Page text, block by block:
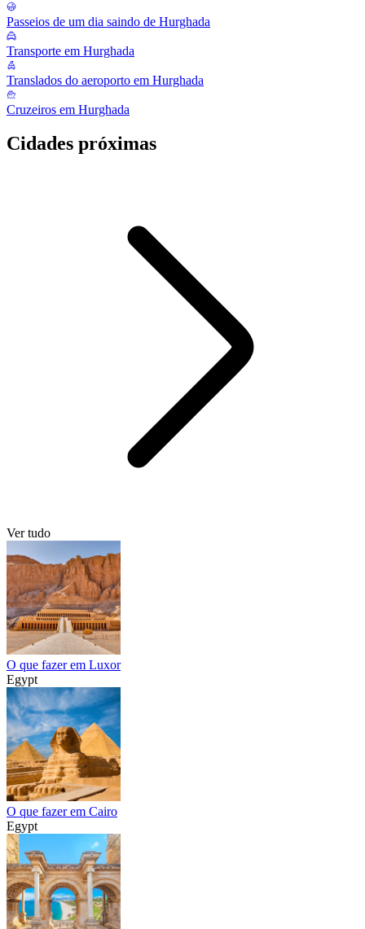
Passeios de um dia saindo de Hurghada
Transporte em Hurghada
Translados do aeroporto em Hurghada
Cruzeiros em Hurghada
Cidades próximas
Ver tudo
O que fazer em Luxor
Egypt
O que fazer em Cairo
Egypt